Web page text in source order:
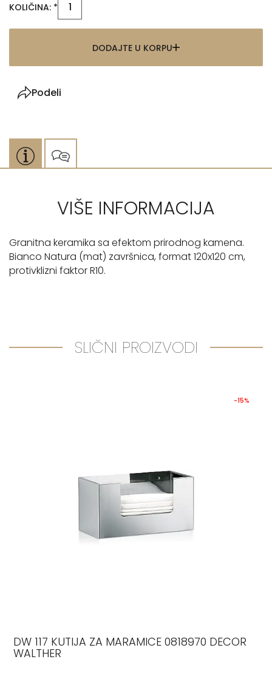
KOLIČINA: *
DODAJTE U KORPU
Podeli
VIŠE INFORMACIJA
Granitna keramika sa efektom prirodnog kamena.
Bianco Natura (mat) završnica, format 120x120 cm,
protivklizni faktor R10.
SLIČNI PROIZVODI
-15%
DW 117 KUTIJA ZA MARAMICE 0818970 DECOR
WALTHER